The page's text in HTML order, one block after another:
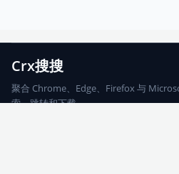
Crx搜搜
聚合 Chrome、Edge、Firefox 与
索、跳转和下载。